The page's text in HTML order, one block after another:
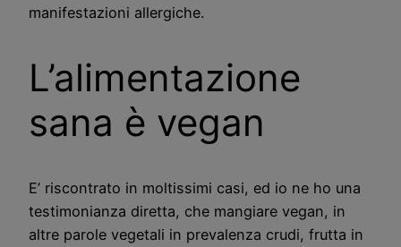
manifestazioni allergiche.
L’alimentazione
sana è vegan
E’ riscontrato in moltissimi casi, ed io ne ho una
testimonianza diretta, che mangiare vegan, in
altre parole vegetali in prevalenza crudi, frutta in